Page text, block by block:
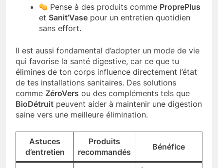
Pense à des produits comme ProprePlus
et Sanit’Vase pour un entretien quotidien
sans effort.
Il est aussi fondamental d’adopter un mode de vie
qui favorise la santé digestive, car ce que tu
élimines de ton corps influence directement l’état
de tes installations sanitaires. Des solutions
comme ZéroVers ou des compléments tels que
BioDétruit peuvent aider à maintenir une digestion
saine vers une meilleure élimination.
Astuces
d’entretien
Produits
recommandés
Bénéfice